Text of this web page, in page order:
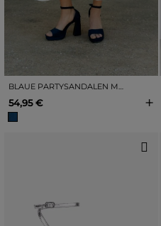
BLAUE PARTYSANDALEN MIT ABSATZ UND FERSENRIEMEN
54,95 € +